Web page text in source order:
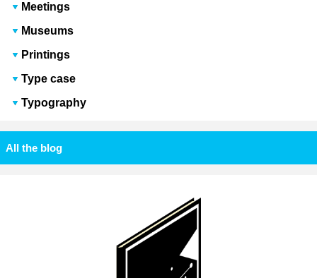
Meetings
Museums
Printings
Type case
Typography
All the blog